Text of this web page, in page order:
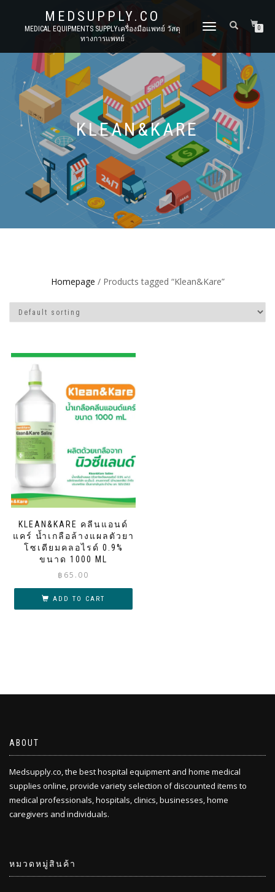
MEDSUPPLY.CO
MEDICAL EQUIPMENTS SUPPLYเครื่องมือแพทย์ วัสดุ
ทางการแพทย์
TOGGLE
0
KLEAN&KARE
Homepage / Products tagged “Klean&Kare”
KLEAN&KARE คลีนแอนด์
แคร์ น้ำเกลือล้างแผลตัวยา
โซเดียมคลอไรด์ 0.9%
ขนาด 1000 ML
฿ 65.00
ADD TO CART
ABOUT
Medsupply.co, the best hospital equipment and home medical
supplies online, provide variety selection of discounted items to
medical professionals, hospitals, clinics, businesses, home
caregivers and individuals.
หมวดหมู่สินค้า